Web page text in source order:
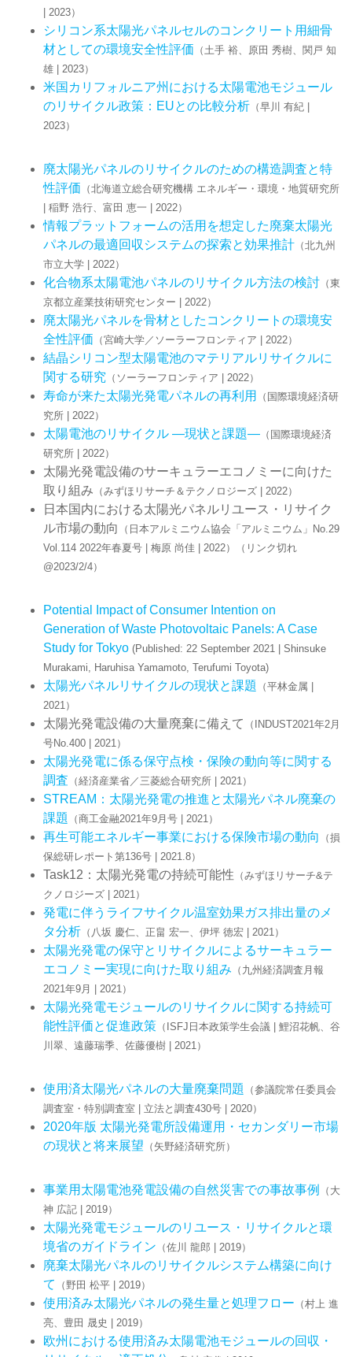
| 2023）
シリコン系太陽光パネルセルのコンクリート用細骨
材としての環境安全性評価 （土手 裕、原田 秀樹、関戸 知
雄 | 2023）
米国カリフォルニア州における太陽電池モジュール
のリサイクル政策：EUとの比較分析 （早川 有紀 |
2023）
廃太陽光パネルのリサイクルのための構造調査と特
性評価 （北海道立総合研究機構 エネルギー・環境・地質研究所
| 稲野 浩行、富田 恵一 | 2022）
情報プラットフォームの活用を想定した廃棄太陽光
パネルの最適回収システムの探索と効果推計 （北九州
市立大学 | 2022）
化合物系太陽電池パネルのリサイクル方法の検討 （東
京都立産業技術研究センター | 2022）
廃太陽光パネルを骨材としたコンクリートの環境安
全性評価 （宮崎大学／ソーラーフロンティア | 2022）
結晶シリコン型太陽電池のマテリアルリサイクルに
関する研究 （ソーラーフロンティア | 2022）
寿命が来た太陽光発電パネルの再利用
（国際環境経済研
究所 | 2022）
太陽電池のリサイクル ―現状と課題― （国際環境経済
研究所 | 2022）
太陽光発電設備のサーキュラーエコノミーに向けた
取り組み （みずほリサーチ＆テクノロジーズ | 2022）
日本国内における太陽光パネルリユース・リサイク
ル市場の動向
（日本アルミニウム協会「アルミニウム」No.29
Vol.114 2022年春夏号 | 梅原 尚佳 | 2022）（リンク切れ
@2023/2/4）
Potential Impact of Consumer Intention on
Generation of Waste Photovoltaic Panels: A Case
Study for Tokyo (Published: 22 September 2021 | Shinsuke
Murakami, Haruhisa Yamamoto, Terufumi Toyota)
太陽光パネルリサイクルの現状と課題
（平林金属 |
2021）
太陽光発電設備の大量廃棄に備えて
（INDUST2021年2月
号No.400 | 2021）
太陽光発電に係る保守点検・保険の動向等に関する
調査 （経済産業省／三菱総合研究所 | 2021）
STREAM：太陽光発電の推進と太陽光パネル廃棄の
課題
（商工金融2021年9月号 | 2021）
再生可能エネルギー事業における保険市場の動向
（損
保総研レポート第136号 | 2021.8）
Task12：太陽光発電の持続可能性 （みずほリサーチ&テ
クノロジーズ | 2021）
発電に伴うライフサイクル温室効果ガス排出量のメ
タ分析 （八坂 慶仁、正畠 宏一、伊坪 徳宏 | 2021）
太陽光発電の保守とリサイクルによるサーキュラー
エコノミー実現に向けた取り組み （九州経済調査月報
2021年9月 | 2021）
太陽光発電モジュールのリサイクルに関する持続可
能性評価と促進政策 （ISFJ日本政策学生会議 | 鯉沼花帆、谷
川翠、遠藤瑞季、佐藤優樹 | 2021）
使用済太陽光パネルの大量廃棄問題
（参議院常任委員会
調査室・特別調査室 | 立法と調査430号 | 2020）
2020年版 太陽光発電所設備運用・セカンダリー市場
の現状と将来展望 （矢野経済研究所）
事業用太陽電池発電設備の自然災害での事故事例
（大
神 広記 | 2019）
太陽光発電モジュールのリユース・リサイクルと環
境省のガイドライン （佐川 龍郎 | 2019）
廃棄太陽光パネルのリサイクルシステム構築に向け
て
（野田 松平 | 2019）
使用済み太陽光パネルの発生量と処理フロー （村上 進
亮、豊田 晟史 | 2019）
欧州における使用済み太陽電池モジュールの回収・